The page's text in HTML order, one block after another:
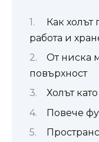
Как
работа и
От ниска
повърхност
Холът
Повече